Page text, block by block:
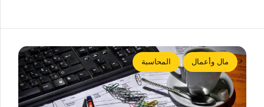
مال وأعمال المحاسبة